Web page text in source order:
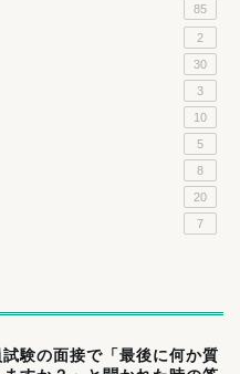
85
2
30
3
10
5
8
20
7
験の面接で「最後に何か質